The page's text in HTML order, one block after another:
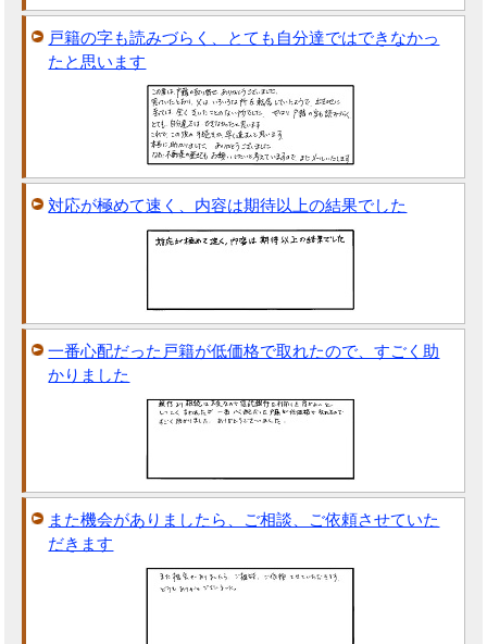
戸籍の字も読みづらく、とても自分達ではできなかっ
たと思います
対応が極めて速く、内容は期待以上の結果でした
一番心配だった戸籍が低価格で取れたので、すごく助
かりました
また機会がありましたら、ご相談、ご依頼させていた
だきます